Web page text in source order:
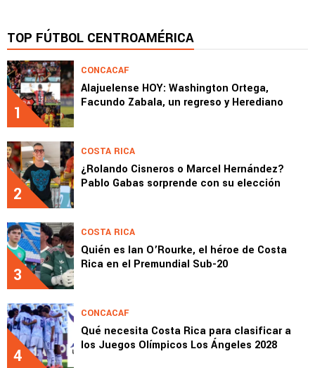
TOP FÚTBOL CENTROAMÉRICA
1
CONCACAF
Alajuelense HOY: Washington Ortega,
Facundo Zabala, un regreso y Herediano
2
COSTA RICA
¿Rolando Cisneros o Marcel Hernández?
Pablo Gabas sorprende con su elección
3
COSTA RICA
Quién es Ian O’Rourke, el héroe de Costa
Rica en el Premundial Sub-20
4
CONCACAF
Qué necesita Costa Rica para clasificar a
los Juegos Olímpicos Los Ángeles 2028